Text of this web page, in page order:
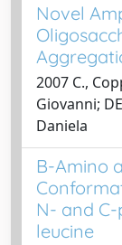
Novel
2007 C.,
Giovanni;
Daniela
B-Amino
N- and
leucine